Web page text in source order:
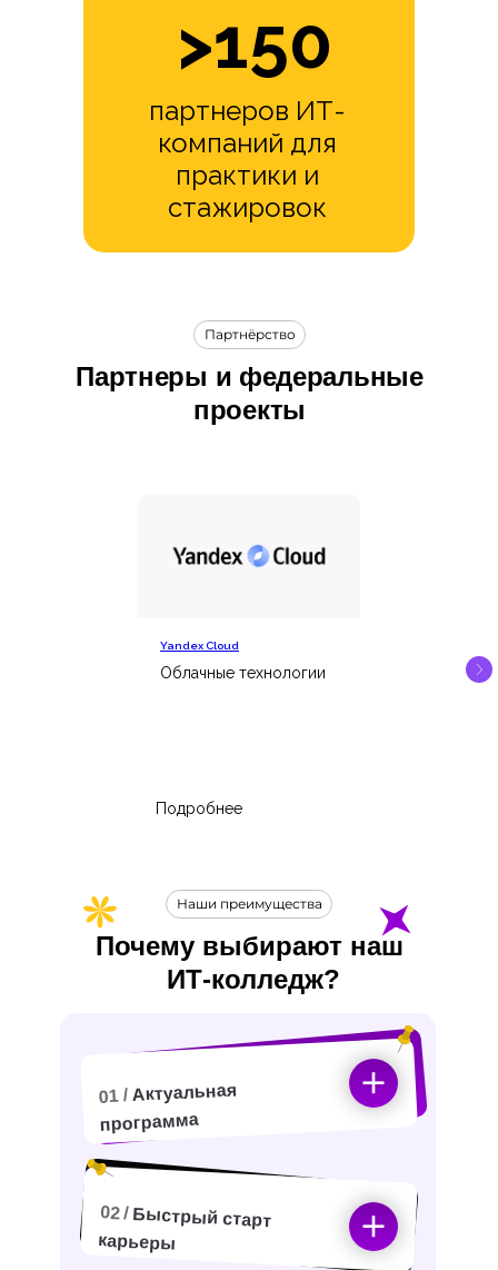
>150
партнеров ИТ-
компаний для
практики и
стажировок
Партнёрство
Партнеры и федеральные
проекты
Yandex Cloud
Облачные технологии
Подробнее
Почему выбирают наш
ИТ-колледж?
Наши преимущества
01 / Актуальная
программа
02 / Быстрый старт
карьеры